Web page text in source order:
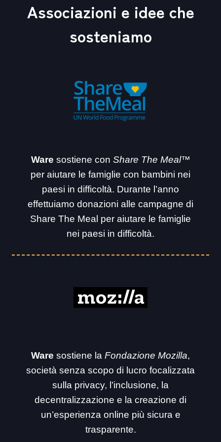
Associazioni e idee che
sosteniamo
Ware sostiene con Share The Meal™
per aiutare le famiglie con bambini nei
paesi in difficoltà. Durante l’anno
effettuiamo donazioni alle campagne di
Share The Meal per aiutare le famiglie
nei paesi in difficoltà.
Ware sostiene la Fondazione Mozilla,
società senza scopo di lucro focalizzata
sulla privacy, l’inclusione, la
decentralizzazione e la creazione di
un’esperienza online più sicura e
trasparente.